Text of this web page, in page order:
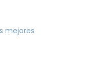
mejores